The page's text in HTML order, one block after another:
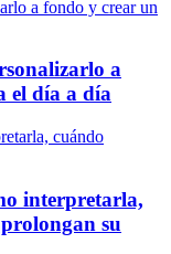
a
el día a día
interpretarla,
su